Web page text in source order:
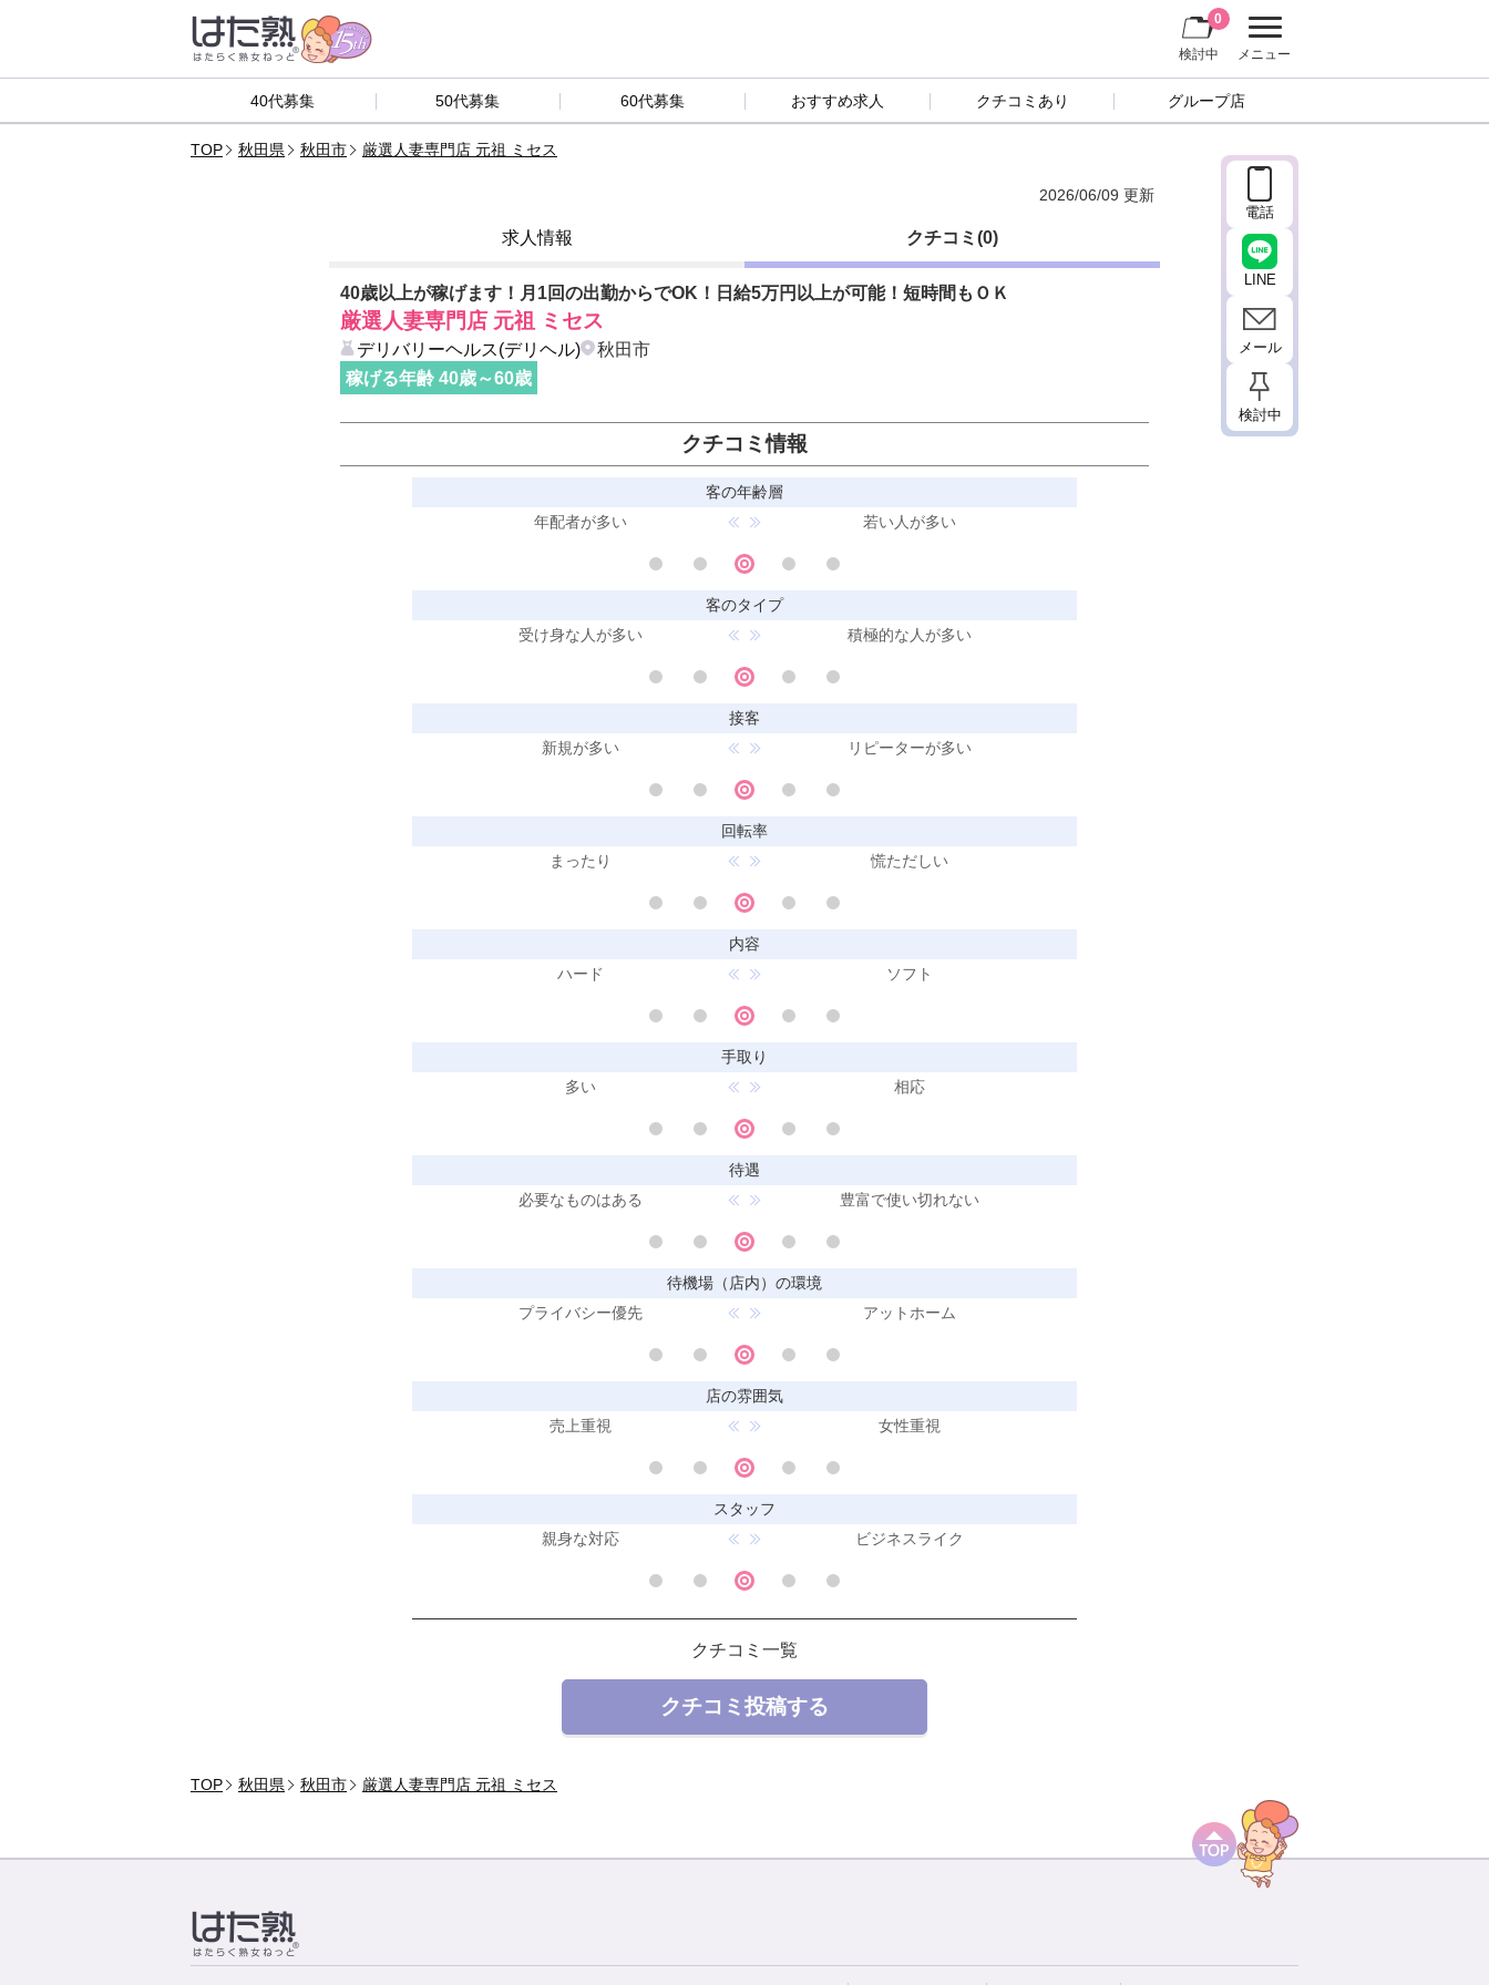
メニュー
検討中
0
40代募集 50代募集 60代募集 おすすめ求人 クチコミあり グループ店
TOP 秋田県 秋田市 厳選人妻専門店 元祖 ミセス
2026/06/09 更新
求人情報 クチコミ(0)
40歳以上が稼げます！月1回の出勤からでOK！日給5万円以上が可能！短時間もＯＫ
厳選人妻専門店 元祖 ミセス
デリバリーヘルス(デリヘル)
秋田市
稼げる年齢 40歳～60歳
クチコミ情報
客の年齢層
年配者が多い
若い人が多い
客のタイプ
受け身な人が多い
積極的な人が多い
接客
新規が多い
リピーターが多い
回転率
まったり
慌ただしい
内容
ハード
ソフト
手取り
多い
相応
待遇
必要なものはある
豊富で使い切れない
待機場（店内）の環境
プライバシー優先
アットホーム
店の雰囲気
売上重視
女性重視
スタッフ
親身な対応
ビジネスライク
クチコミ一覧
クチコミ投稿する
TOP 秋田県 秋田市 厳選人妻専門店 元祖 ミセス
電話
LINE
メール
検討中